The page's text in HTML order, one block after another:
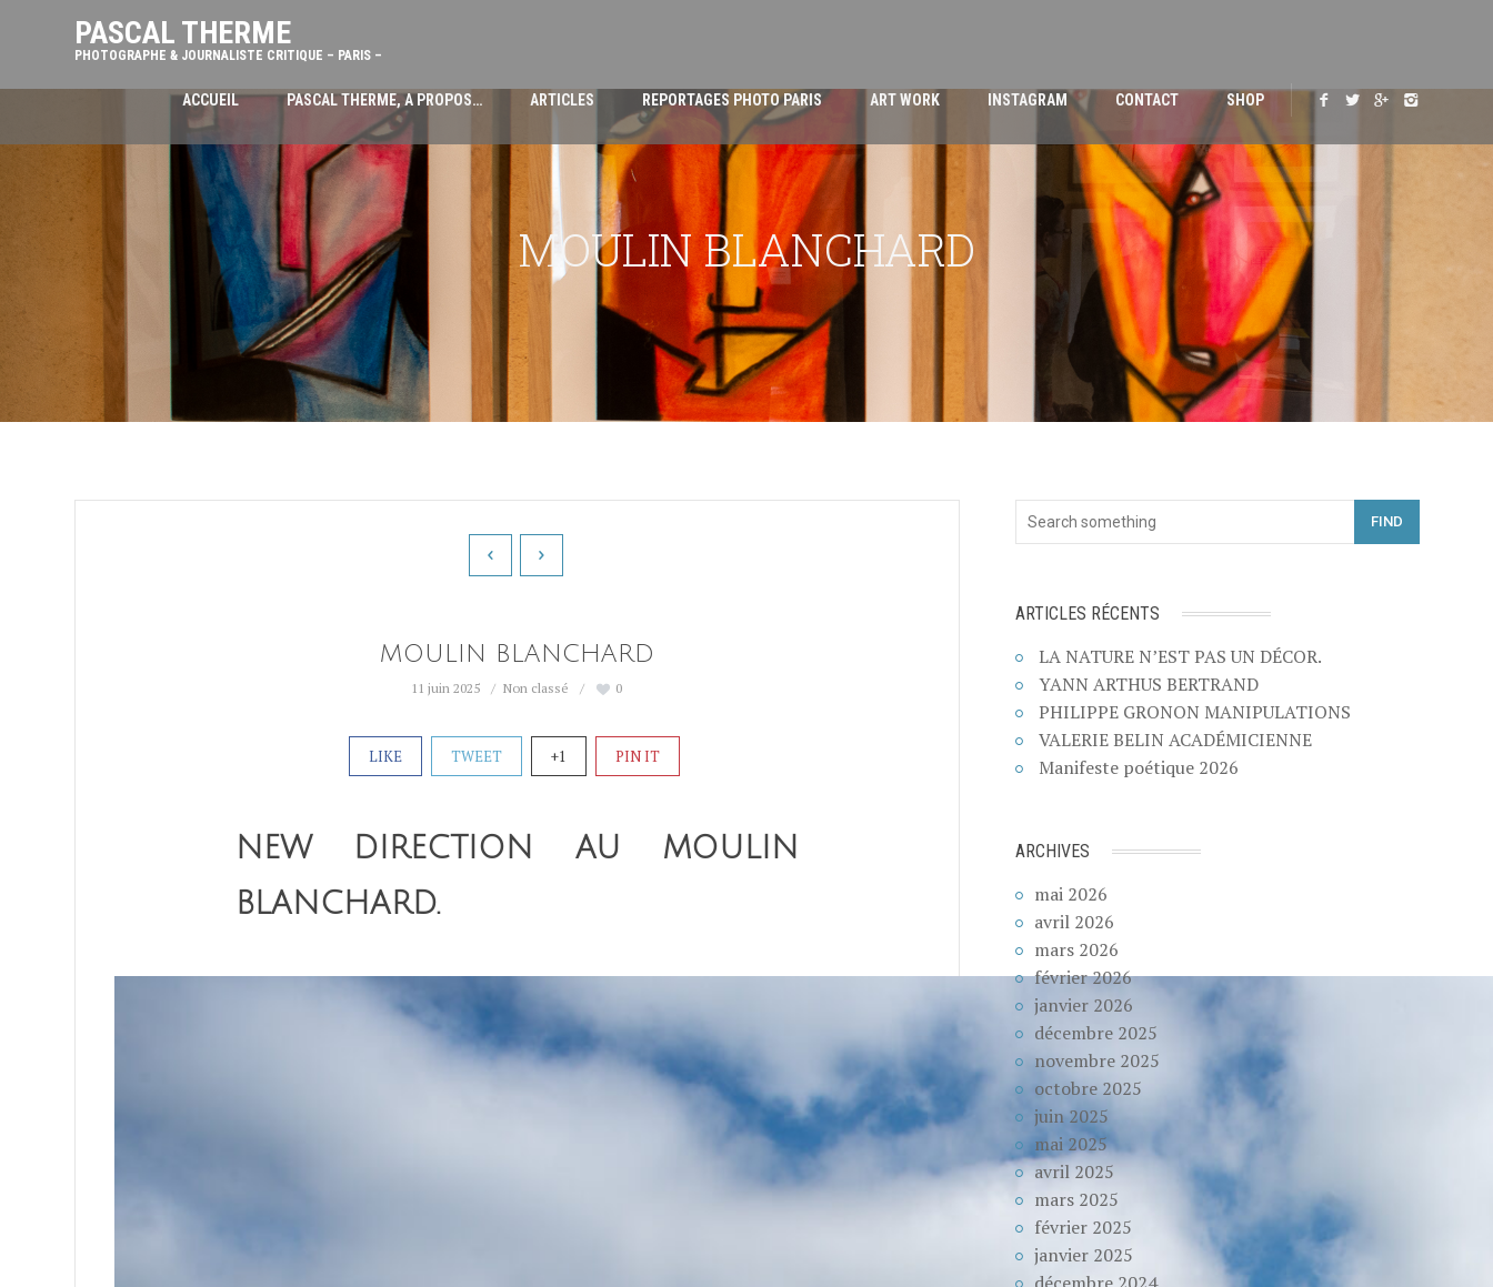
PASCAL THERME
PHOTOGRAPHE & JOURNALISTE CRITIQUE – PARIS –
ACCUEIL PASCAL THERME, A PROPOS… ARTICLES REPORTAGES PHOTO PARIS ART WORK INSTAGRAM CONTACT SHOP
MOULIN BLANCHARD
MOULIN BLANCHARD
11 juin 2025 Non classé 0
LIKE TWEET +1 PIN IT
NEW DIRECTION AU MOULIN
BLANCHARD.
FIND
ARTICLES RÉCENTS
LA NATURE N’EST PAS UN DÉCOR.
YANN ARTHUS BERTRAND
PHILIPPE GRONON MANIPULATIONS
VALERIE BELIN ACADÉMICIENNE
Manifeste poétique 2026
ARCHIVES
mai 2026
avril 2026
mars 2026
février 2026
janvier 2026
décembre 2025
novembre 2025
octobre 2025
juin 2025
mai 2025
avril 2025
mars 2025
février 2025
janvier 2025